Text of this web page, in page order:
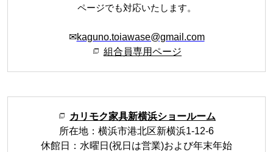
ページでも対応いたします。
✉kaguno.toiawase@gmail.com
組合員専用ページ
カリモク家具新横浜ショールーム
所在地：横浜市港北区新横浜1-12-6
休館日：水曜日(祝日は営業)および年末年始